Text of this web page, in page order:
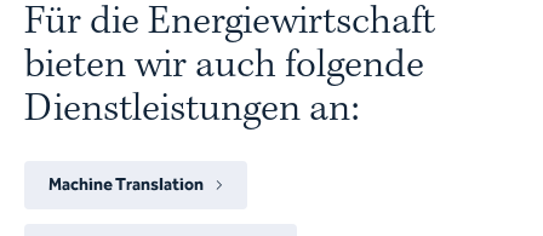
Für die Energiewirtschaft
bieten wir auch folgende
Dienstleistungen an:
Machine Translation